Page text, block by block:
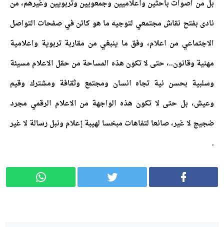
بل من اصوات باحثين واعلاميين وجمعويين وتربويين وغيرهم، من
نادى بفتح نقاش مجتمعي لتوجيه ما هو كائن في صفحات التواصل
الاجتماعي من اعلام، وفق ما ينبغي من مقاربة تربوية واعلامية
مهنية وقانون..، حتى لا تكون هذه المساحة من حقل الاعلام مسيئة
وسلبية بحسن نية تجاه انسان ومجتمع وثقافة ومشترك وقيم
وعيش، بل حتى لا تكون هذه الواجهة من الاعلام الرقمي مجرد
ضجيج لا غير، صانعا لتفاهات مبخسا لهيبة إعلام ونبل رسالة لا غير
.